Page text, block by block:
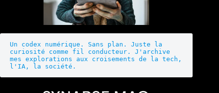
Un codex numérique. Sans plan. Juste la
curiosité comme fil conducteur. J'archive
mes explorations aux croisements de la tech,
l'IA, la société.